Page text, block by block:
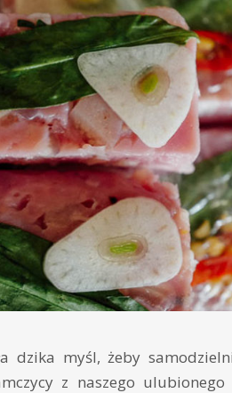
dzika myśl, żeby
z naszego